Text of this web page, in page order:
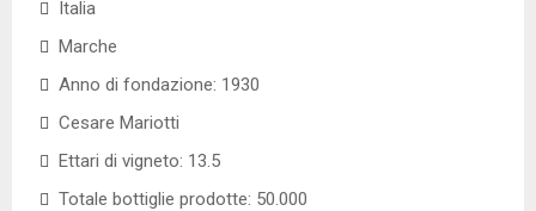
Italia
Marche
Anno di fondazione: 1930
Cesare Mariotti
Ettari di vigneto: 13.5
Totale bottiglie prodotte: 50.000